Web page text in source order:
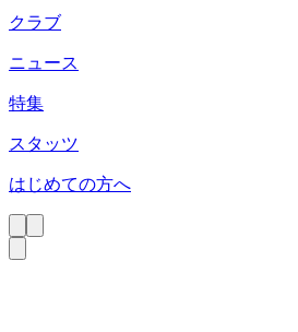
クラブ
ニュース
特集
スタッツ
はじめての方へ